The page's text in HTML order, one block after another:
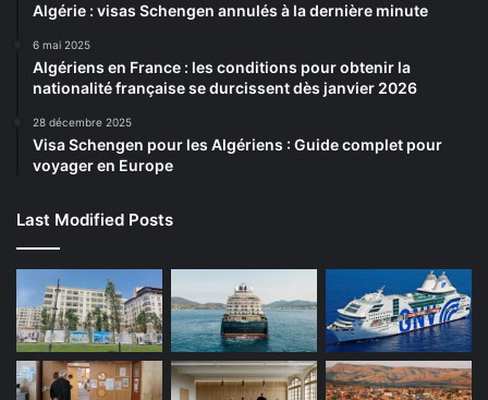
Algérie : visas Schengen annulés à la dernière minute
6 mai 2025
Algériens en France : les conditions pour obtenir la
nationalité française se durcissent dès janvier 2026
28 décembre 2025
Visa Schengen pour les Algériens : Guide complet pour
voyager en Europe
Last Modified Posts